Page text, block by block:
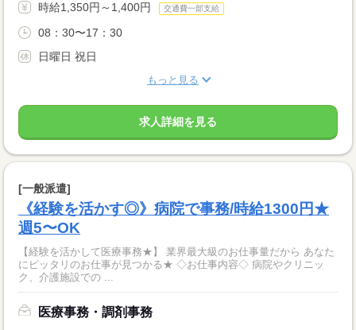
時給1,350円～1,400円 交通費一部支給
08：30〜17：30
日曜日 祝日
もっと見る
求人詳細を見る
[一般派遣]
《経験を活かす◎》病院で事務/時給1300円★
週5〜OK
【経験を活かして医療事務★】 業界最大級のお仕事量だから あなた
にピッタリのお仕事が見つかる★ ◇お仕事内容◇ 病院やクリニッ
ク、介護施設での ...
医療事務・調剤事務